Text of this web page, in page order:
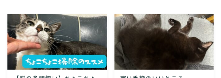
お問合せ